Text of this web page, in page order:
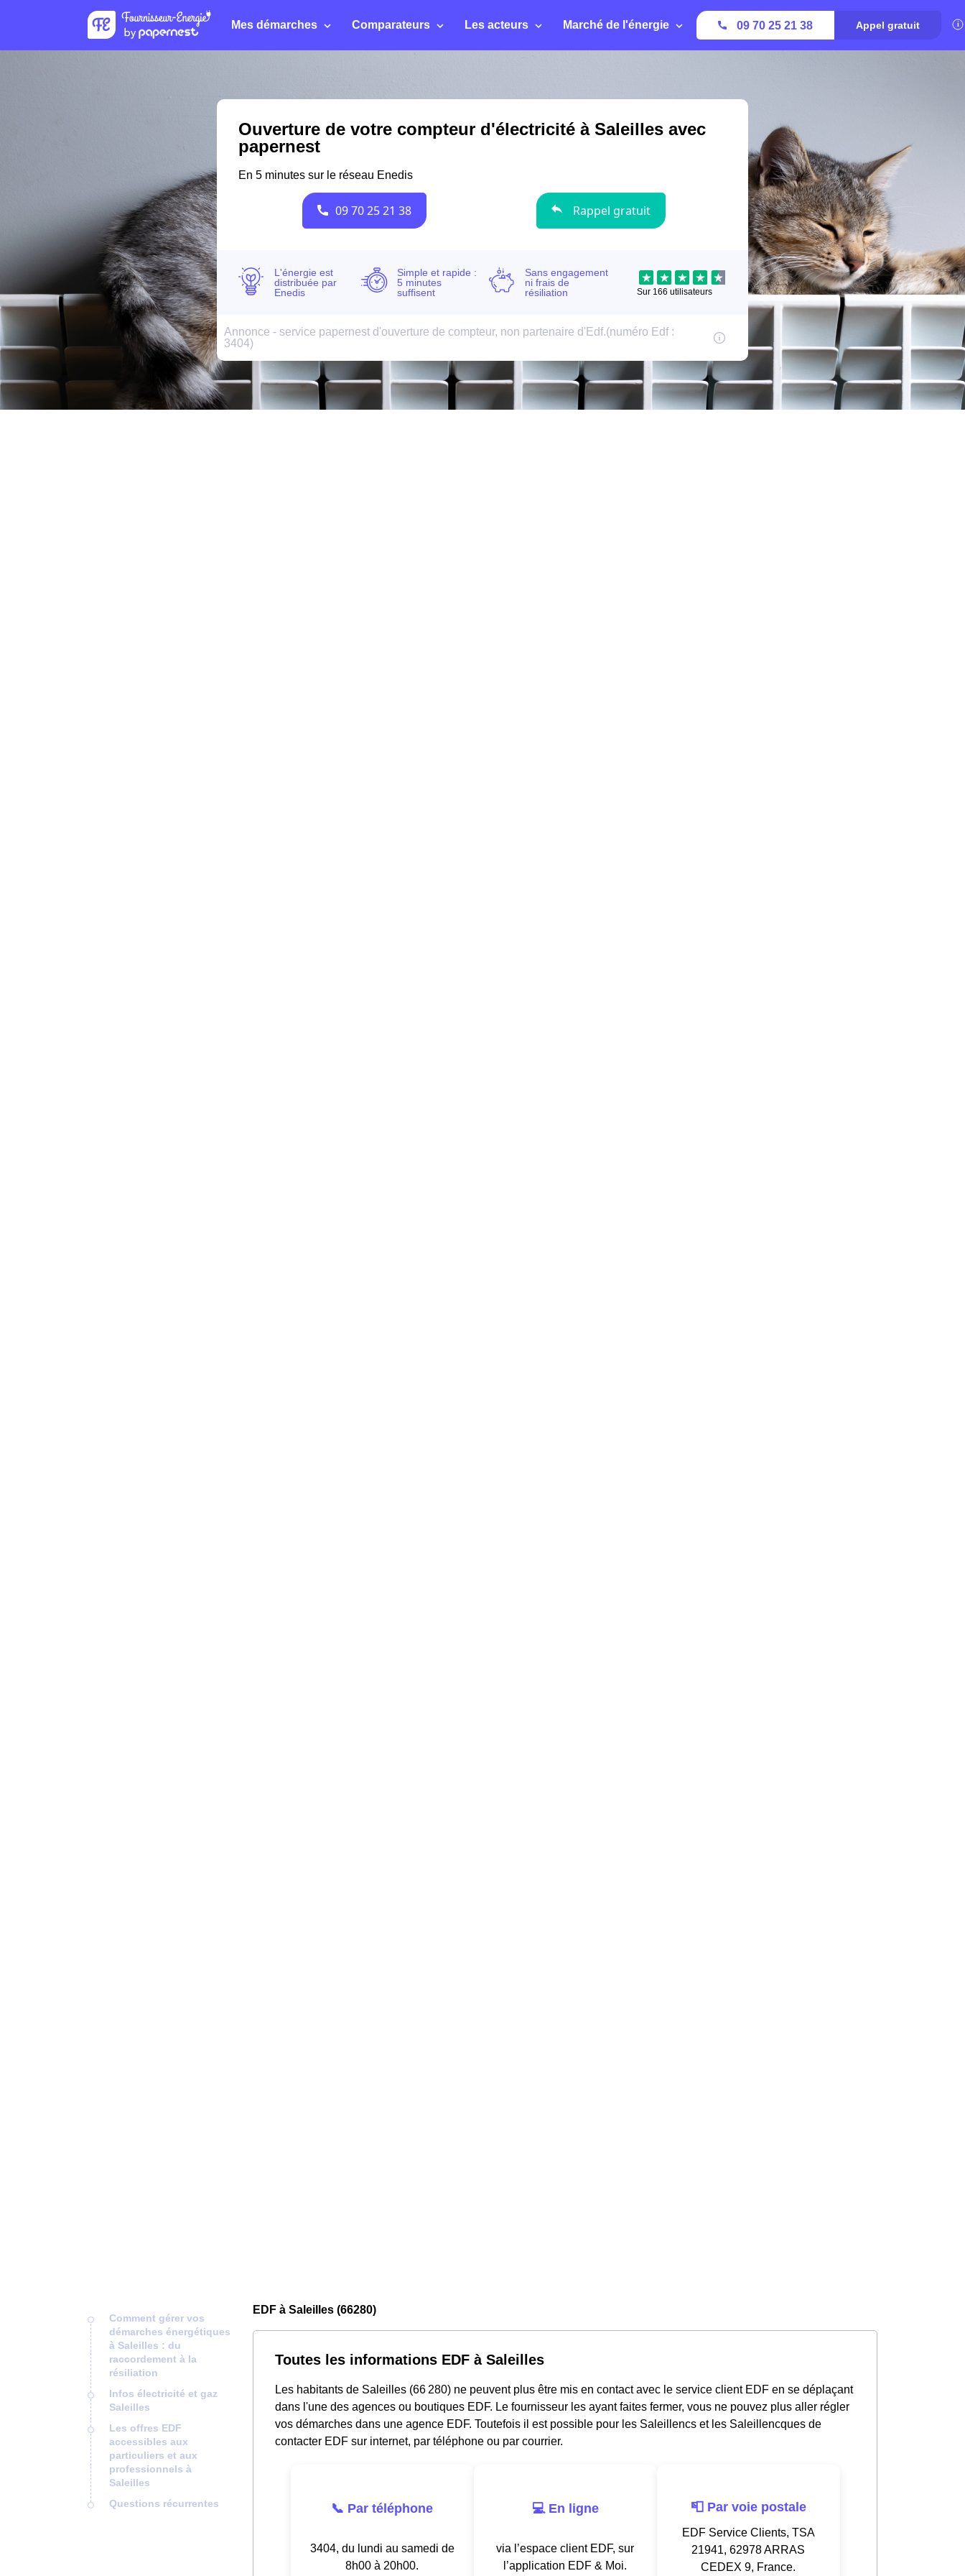
Mes démarches Comparateurs Les acteurs Marché de l'énergie 09 70 25 21 38 Appel gratuit
Comment gérer vos
démarches énergétiques
à Saleilles : du
raccordement à la
résiliation
Infos électricité et gaz
Saleilles
Les offres EDF
accessibles aux
particuliers et aux
professionnels à
Saleilles
Questions récurrentes
EDF à Saleilles (66280)
Toutes les informations EDF à Saleilles
Les habitants de Saleilles (66 280) ne peuvent plus être mis en contact avec le service client EDF en se déplaçant
dans l'une des agences ou boutiques EDF. Le fournisseur les ayant faites fermer, vous ne pouvez plus aller régler
vos démarches dans une agence EDF. Toutefois il est possible pour les Saleillencs et les Saleillencques de
contacter EDF sur internet, par téléphone ou par courrier.
📞 Par téléphone
3404, du lundi au samedi de
8h00 à 20h00.
💻 En ligne
via l’espace client EDF, sur
l’application EDF & Moi.
📮 Par voie postale
EDF Service Clients, TSA
21941, 62978 ARRAS
CEDEX 9, France.